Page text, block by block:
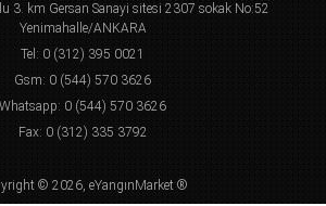
3. km Gersan Sanayi sitesi 2307 sokak No:52
Yenimahalle/ANKARA
Tel: 0 (312) 395 0021
Gsm: 0 (544) 570 3626
Whatsapp: 0 (544) 570 3626
Fax: 0 (312) 335 3792
© 2026, eYangınMarket ®